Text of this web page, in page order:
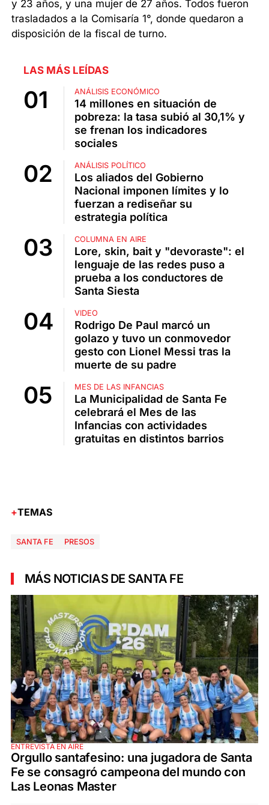
y 23 años, y una mujer de 27 años. Todos fueron
trasladados a la Comisaría 1°, donde quedaron a
disposición de la fiscal de turno.
LAS MÁS LEÍDAS
ANÁLISIS ECONÓMICO
14 millones en situación de
pobreza: la tasa subió al 30,1% y
se frenan los indicadores
sociales
ANÁLISIS POLÍTICO
Los aliados del Gobierno
Nacional imponen límites y lo
fuerzan a rediseñar su
estrategia política
COLUMNA EN AIRE
Lore, skin, bait y "devoraste": el
lenguaje de las redes puso a
prueba a los conductores de
Santa Siesta
VIDEO
Rodrigo De Paul marcó un
golazo y tuvo un conmovedor
gesto con Lionel Messi tras la
muerte de su padre
MES DE LAS INFANCIAS
La Municipalidad de Santa Fe
celebrará el Mes de las
Infancias con actividades
gratuitas en distintos barrios
TEMAS
SANTA FE PRESOS
MÁS NOTICIAS DE SANTA FE
ENTREVISTA EN AIRE
Orgullo santafesino: una jugadora de Santa
Fe se consagró campeona del mundo con
Las Leonas Master